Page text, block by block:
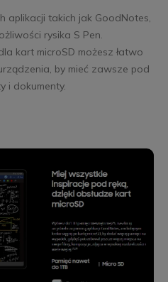
aplikacji takich jak GoodNotes,
rysika S Pen.
kart microSD możesz łatwo
by mieć zawsze pod
i dokumenty.